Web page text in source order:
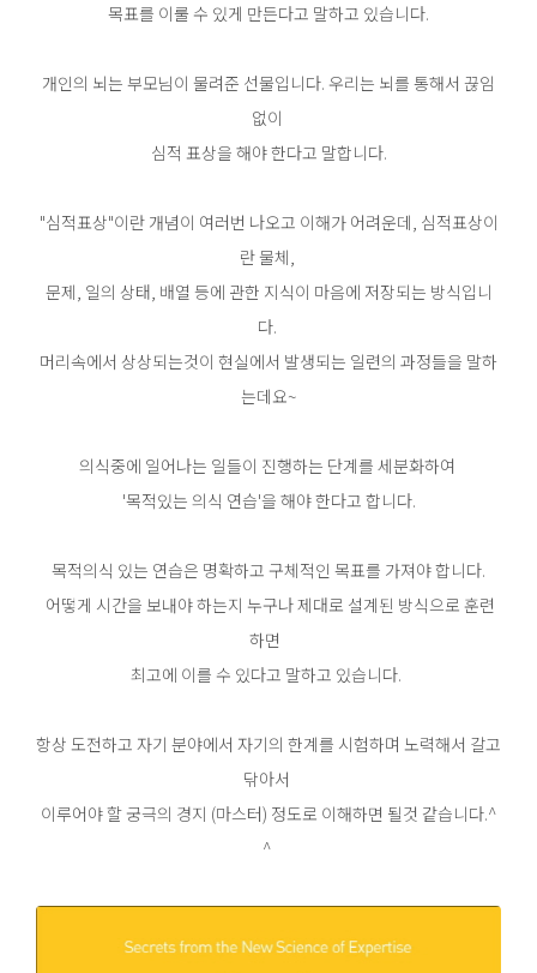
목표를 이룰 수 있게 만든다고 말하고 있습니다.
개인의 뇌는 부모님이 물려준 선물입니다. 우리는 뇌를 통해서 끊임
없이
심적 표상을 해야 한다고 말합니다.
"심적표상"이란 개념이 여러번 나오고 이해가 어려운데, 심적표상이
란 물체,
문제, 일의 상태, 배열 등에 관한 지식이 마음에 저장되는 방식입니
다.
머리속에서 상상되는것이 현실에서 발생되는 일련의 과정들을 말하
는데요~
의식중에 일어나는 일들이 진행하는 단계를 세분화하여
'목적있는 의식 연습'을 해야 한다고 합니다.
목적의식 있는 연습은 명확하고 구체적인 목표를 가져야 합니다.
어떻게 시간을 보내야 하는지 누구나 제대로 설계된 방식으로 훈련
하면
최고에 이를 수 있다고 말하고 있습니다.
항상 도전하고 자기 분야에서 자기의 한계를 시험하며 노력해서 갈고
닦아서
이루어야 할 궁극의 경지 (마스터) 정도로 이해하면 될것 같습니다.^
^